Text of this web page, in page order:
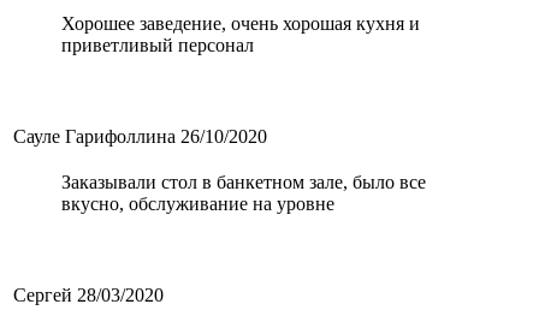
Хорошее заведение, очень хорошая кухня и
приветливый персонал
Сауле Гарифоллина 26/10/2020
Заказывали стол в банкетном зале, было все
вкусно, обслуживание на уровне
Сергей 28/03/2020